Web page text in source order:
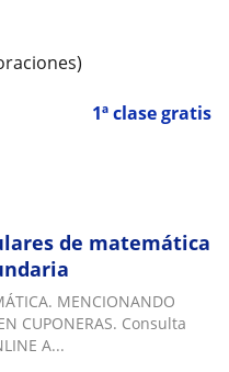
1ª clase gratis
de matemática
MENCIONANDO
CUPONERAS. Consulta
A...